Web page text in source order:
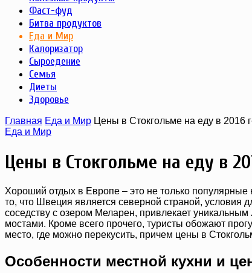
Фаст-фуд
Битва продуктов
Еда и Мир
Калоризатор
Сыроедение
Семья
Диеты
Здоровье
Главная Еда и Мир Цены в Стокгольме на еду в 2016
Еда и Мир
Цены в Стокгольме на еду в
Хороший отдых в Европе – это не только
то, что Швеция является северной страной, условия
соседству с озером Меларен, привлекает
мостами. Кроме всего прочего, туристы обожают
место, где можно перекусить, причем цены в
Особенности местной кухни и